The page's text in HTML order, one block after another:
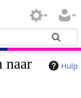
Hulp
naar